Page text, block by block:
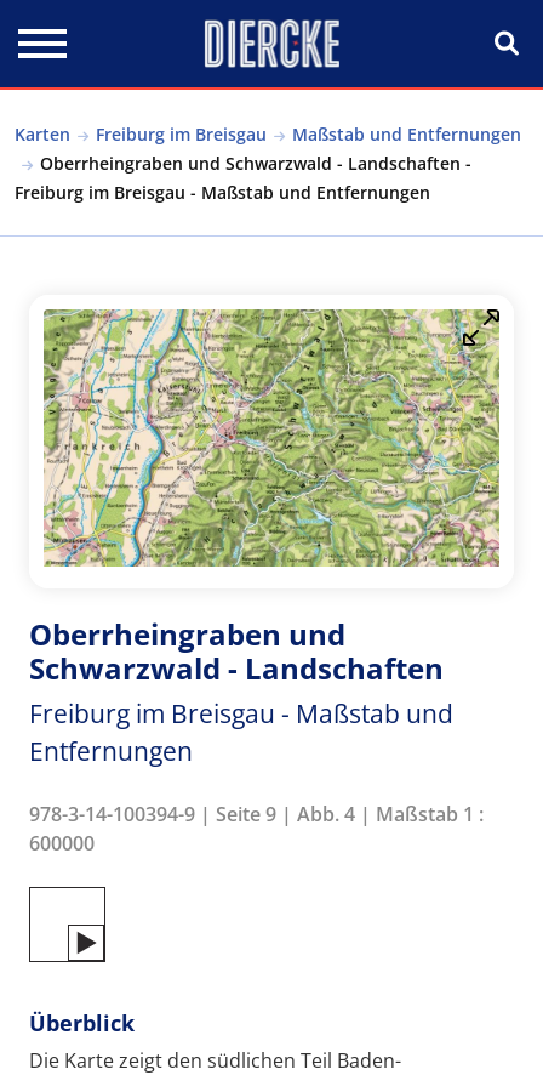
Karten Freiburg im Breisgau
Maßstab und Entfernungen
Oberrheingraben und Schwarzwald - Landschaften -
Freiburg im Breisgau - Maßstab und Entfernungen
Oberrheingraben und
Schwarzwald - Landschaften
Freiburg im Breisgau - Maßstab und
Entfernungen
978-3-14-100394-9 | Seite 9 | Abb. 4 | Maßstab 1 :
600000
Überblick
Die Karte zeigt den südlichen Teil Baden-